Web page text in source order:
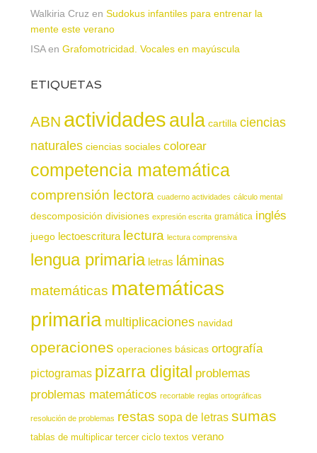
Walkiria Cruz en Sudokus infantiles para entrenar la
mente este verano
ISAen Grafomotricidad. Vocales en mayúscula
ETIQUETAS
ABN actividadesaula cartilla ciencias
naturales ciencias sociales colorear
competencia matemática
comprensión lectora cuaderno actividades cálculo mental
descomposición divisiones expresión escrita gramática inglés
juego lectoescritura lectura lectura comprensiva
lengua primaria letras láminas
matemáticas matemáticas
primaria multiplicaciones navidad
operaciones operaciones básicas ortografía
pictogramas pizarra digital problemas
problemas matemáticos recortable reglas ortográficas
resolución de problemas restas sopa de letras sumas
tablas de multiplicar tercer ciclo textos verano